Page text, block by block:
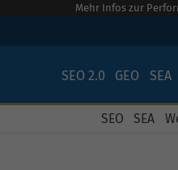
Mehr Infos zur
SEO 2.0 GEO SEA
SEO SEA